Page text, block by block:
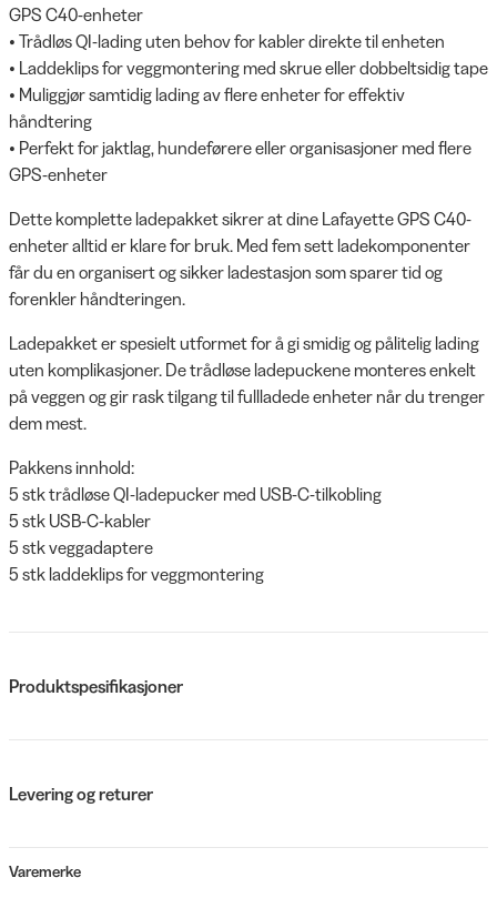
GPS C40-enheter
• Trådløs QI-lading uten behov for kabler direkte til enheten
• Laddeklips for veggmontering med skrue eller dobbeltsidig tape
• Muliggjør samtidig lading av flere enheter for effektiv
håndtering
• Perfekt for jaktlag, hundeførere eller organisasjoner med flere
GPS-enheter
Dette komplette ladepakket sikrer at dine Lafayette GPS C40-
enheter alltid er klare for bruk. Med fem sett ladekomponenter
får du en organisert og sikker ladestasjon som sparer tid og
forenkler håndteringen.
Ladepakket er spesielt utformet for å gi smidig og pålitelig lading
uten komplikasjoner. De trådløse ladepuckene monteres enkelt
på veggen og gir rask tilgang til fullladede enheter når du trenger
dem mest.
Pakkens innhold:
5 stk trådløse QI-ladepucker med USB-C-tilkobling
5 stk USB-C-kabler
5 stk veggadaptere
5 stk laddeklips for veggmontering
Produktspesifikasjoner
Levering og returer
Varemerke